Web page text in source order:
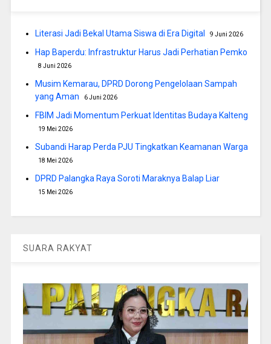
Literasi Jadi Bekal Utama Siswa di Era Digital 9 Juni 2026
Hap Baperdu: Infrastruktur Harus Jadi Perhatian Pemko
8 Juni 2026
Musim Kemarau, DPRD Dorong Pengelolaan Sampah
yang Aman
6 Juni 2026
FBIM Jadi Momentum Perkuat Identitas Budaya Kalteng
19 Mei 2026
Subandi Harap Perda PJU Tingkatkan Keamanan Warga
18 Mei 2026
DPRD Palangka Raya Soroti Maraknya Balap Liar
15 Mei 2026
SUARA RAKYAT